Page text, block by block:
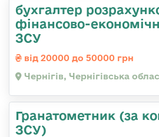
бухгалтер
фінансово-
ЗСУ
від 20000 до 50000 грн
Чернігів, Чернігівська
Гранатометник (за
ЗСУ)